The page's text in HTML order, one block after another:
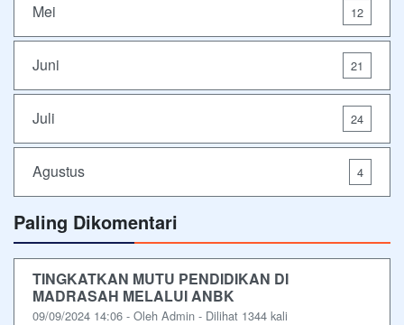
Mei 12
Juni 21
Juli 24
Agustus 4
Paling Dikomentari
TINGKATKAN MUTU PENDIDIKAN DI
MADRASAH MELALUI ANBK
09/09/2024 14:06 - Oleh Admin - Dilihat 1344 kali